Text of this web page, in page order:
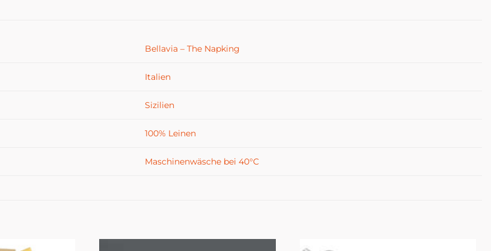
Bellavia – The Napking
Italien
Sizilien
100% Leinen
Maschinenwäsche bei 40°C